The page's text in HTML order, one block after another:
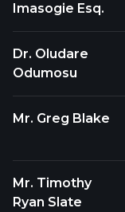
Imasogie Esq.
Dr. Oludare
Odumosu
Mr. Greg Blake
Mr. Timothy
Ryan Slate